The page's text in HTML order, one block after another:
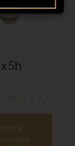
IVA incl.
al